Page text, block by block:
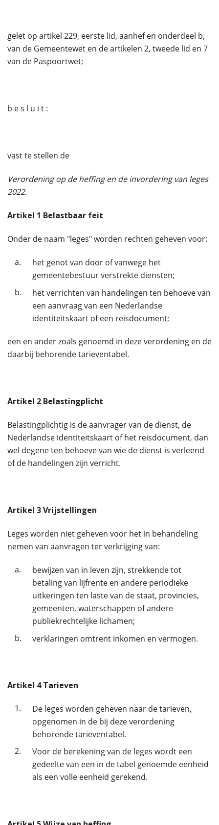
gelet op artikel 229, eerste lid, aanhef en onderdeel b,
van de Gemeentewet en de artikelen 2, tweede lid en 7
van de Paspoortwet;
b e s l u i t :
vast te stellen de
Verordening op de heffing en de invordering van leges
2022.
Artikel 1 Belastbaar feit
Onder de naam "leges" worden rechten geheven voor:
a.
het genot van door of vanwege het
gemeentebestuur verstrekte diensten;
b.
het verrichten van handelingen ten behoeve van
een aanvraag van een Nederlandse
identiteitskaart of een reisdocument;
een en ander zoals genoemd in deze verordening en de
daarbij behorende tarieventabel.
Artikel 2 Belastingplicht
Belastingplichtig is de aanvrager van de dienst, de
Nederlandse identiteitskaart of het reisdocument, dan
wel degene ten behoeve van wie de dienst is verleend
of de handelingen zijn verricht.
Artikel 3Vrijstellingen
Leges worden niet geheven voor het in behandeling
nemen van aanvragen ter verkrijging van:
a.
bewijzen van in leven zijn, strekkende tot
betaling van lijfrente en andere periodieke
uitkeringen ten laste van de staat, provincies,
gemeenten, waterschappen of andere
publiekrechtelijke lichamen;
b.
verklaringen omtrent inkomen en vermogen.
Artikel 4Tarieven
1.
De leges worden geheven naar de tarieven,
opgenomen in de bij deze verordening
behorende tarieventabel.
2.
Voor de berekening van de leges wordt een
gedeelte van een in de tabel genoemde eenheid
als een volle eenheid gerekend.